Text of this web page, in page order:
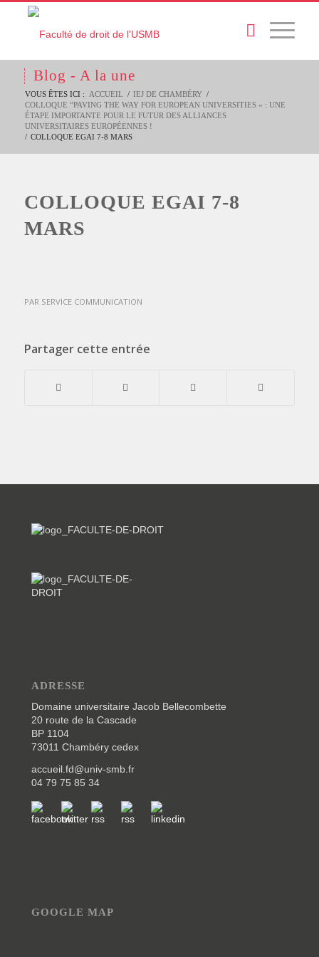
Blog - A la une
VOUS ÊTES ICI : ACCUEIL / IEJ DE CHAMBÉRY /
COLLOQUE “PAVING THE WAY FOR EUROPEAN UNIVERSITIES » : UNE
ÉTAPE IMPORTANTE POUR LE FUTUR DES ALLIANCES
UNIVERSITAIRES EUROPÉENNES !
/ COLLOQUE EGAI 7-8 MARS
COLLOQUE EGAI 7-8
MARS
PAR SERVICE COMMUNICATION
Partager cette entrée
ADRESSE
Domaine universitaire Jacob Bellecombette
20 route de la Cascade
BP 1104
73011 Chambéry cedex
accueil.fd@univ-smb.fr
04 79 75 85 34
GOOGLE MAP